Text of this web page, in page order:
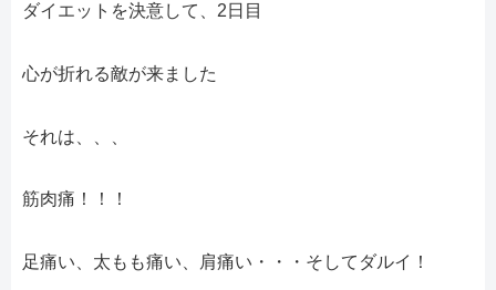
ダイエットを決意して、2日目
心が折れる敵が来ました
それは、、、
筋肉痛！！！
足痛い、太もも痛い、肩痛い・・・そしてダルイ！